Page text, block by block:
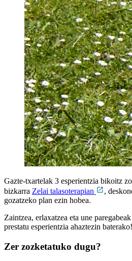
Gazte-txartelak 3 esperientzia bikoitz
bizkarra Zelai talasoterapian
,
gozatzeko plan ezin hobea.
Zaintzea, erlaxatzea eta une
prestatu esperientzia ahaztezin baterako!
Zer zozketatuko dugu?